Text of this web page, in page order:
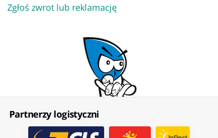
Zgłoś zwrot lub reklamację
Partnerzy logistyczni